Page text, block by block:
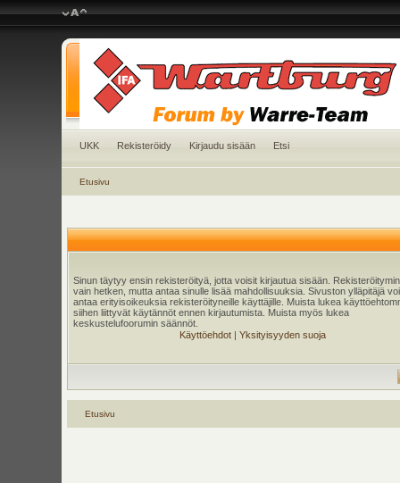
UKK Rekisteröidy Kirjaudu sisään Etsi
Etusivu
Sinun täytyy ensin rekisteröityä, jotta voisit kirjautua sisään.
vain hetken, mutta antaa sinulle lisää mahdollisuuksia. Sivuston ylläpitäjä
antaa erityisoikeuksia rekisteröityneille käyttäjille. Muista lukea
siihen liittyvät käytännöt ennen kirjautumista. Muista myös lukea
keskustelufoorumin säännöt.
Käyttöehdot| Yksityisyyden suoja
Etusivu